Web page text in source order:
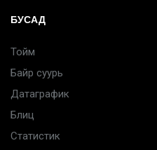
БУСАД
Тойм
Байр суурь
Датаграфик
Блиц
Статистик